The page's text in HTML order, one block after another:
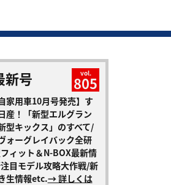
新号 vol.
805
家用車10月号発売】す
産！「新型エルグラン
型キックス」のすべて/
ォーグレイバック全研
ィット＆N-BOX最新情
目モデル攻略大作戦/新
生情報etc.→ 詳しくは